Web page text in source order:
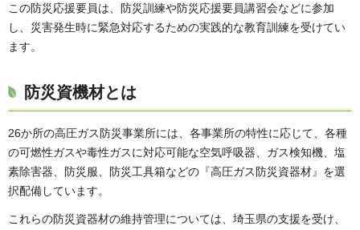
この防災応援要員は、防災訓練や防災応援要員講習会などに参加
し、災害発生時に緊急対応するための実践的な教育訓練を受けてい
ます。
防災資機材とは
26か所の高圧ガス防災事業所には、各事業所の特性に応じて、各種
の可燃性ガスや毒性ガスに対応可能な空気呼吸器、ガス検知機、塩
素除害器、防災服、防災工具箱などの『高圧ガス防災資器材』を選
択配備しています。
これらの防災資器材の維持管理については、埼玉県の支援を受け、